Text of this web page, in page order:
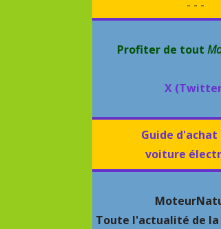
- - -
Profiter de tout
X
Guide d'achat
voiture
Toute l'actualité de